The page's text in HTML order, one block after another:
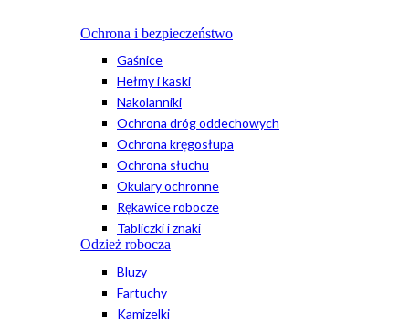
Ochrona i bezpieczeństwo
Gaśnice
Hełmy i kaski
Nakolanniki
Ochrona dróg oddechowych
Ochrona kręgosłupa
Ochrona słuchu
Okulary ochronne
Rękawice robocze
Tabliczki i znaki
Odzież robocza
Bluzy
Fartuchy
Kamizelki